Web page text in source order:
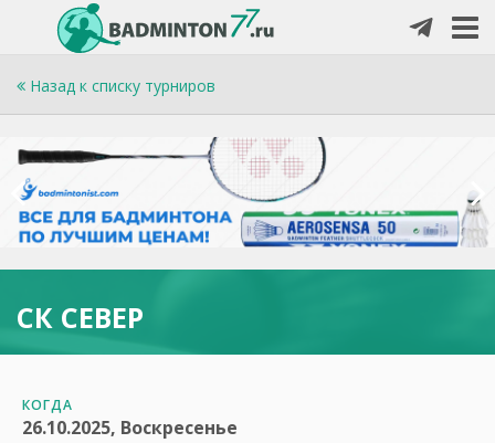
Назад к списку турниров
СК СЕВЕР
КОГДА
26.10.2025, Воскресенье